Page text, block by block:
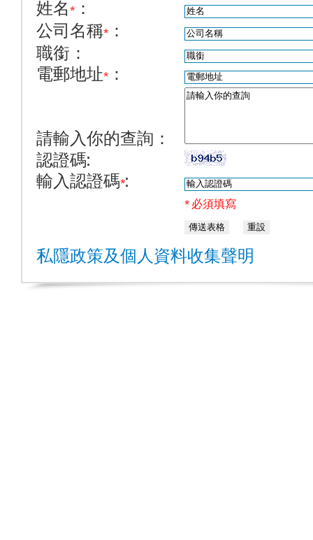
姓名 * ：
公司名稱* ：
職銜：
電郵地址* ：
請輸入你的查詢：
認證碼:
輸入認證碼*:
* 必須填寫
私隱政策及個人資料收集聲明